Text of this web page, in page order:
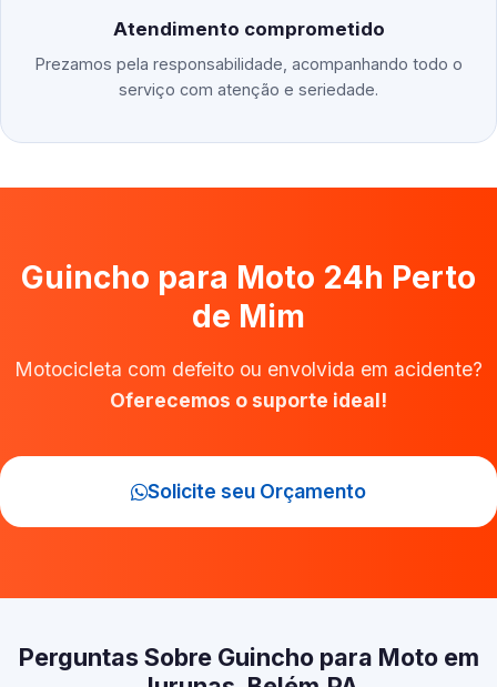
Atendimento comprometido
Prezamos pela responsabilidade, acompanhando todo o
serviço com atenção e seriedade.
Guincho para Moto 24h Perto
de Mim
Motocicleta com defeito ou envolvida em acidente?
Oferecemos o suporte ideal!
Solicite seu Orçamento
Perguntas Sobre Guincho para Moto em